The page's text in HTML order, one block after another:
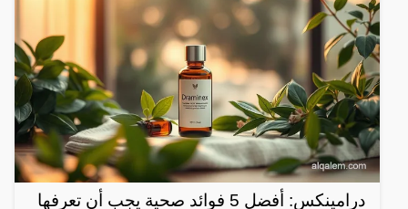
درامينكس: أفضل 5 فوائد صحية يجب أن تعرفها